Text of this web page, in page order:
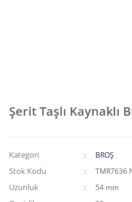
Şerit Taşlı Kaynaklı
Kategori BROŞ
Stok Kodu TMR7636
Uzunluk 54 mm